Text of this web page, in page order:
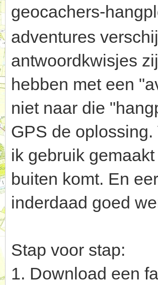
geocachers-
adventures
antwoordkwisjes
hebben met een
niet naar die
GPS de
ik gebruik
buiten komt. En
inderdaad goed
Stap voor stap:
1. Download een